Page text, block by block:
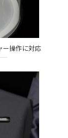
ー操作に対応